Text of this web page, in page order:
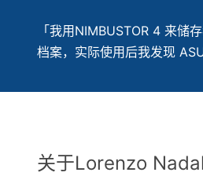
「我用NIMBUSTOR 4 来储
档案，实际使用后我发现
关于Lorenzo